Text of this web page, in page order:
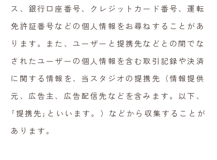
ス、銀行口座番号、クレジットカード番号、運転
免許証番号などの個人情報をお尋ねすることがあ
ります。また、ユーザーと提携先などとの間でな
されたユーザーの個人情報を含む取引記録や決済
に関する情報を、当スタジオの提携先（情報提供
元、広告主、広告配信先などを含みます。以下、
｢提携先｣といいます。）などから収集することが
あります。